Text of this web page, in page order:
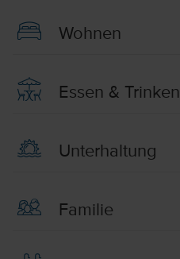
Wohnen
Essen & Trinken
Unterhaltung
Familie